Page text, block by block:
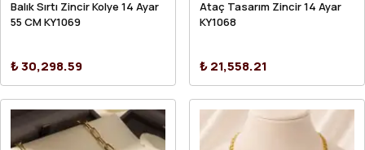
Balık Sırtı Zincir Kolye 14 Ayar
55 CM KY1069
₺ 30,298.59
Ataç Tasarım Zincir 14 Ayar
KY1068
₺ 21,558.21